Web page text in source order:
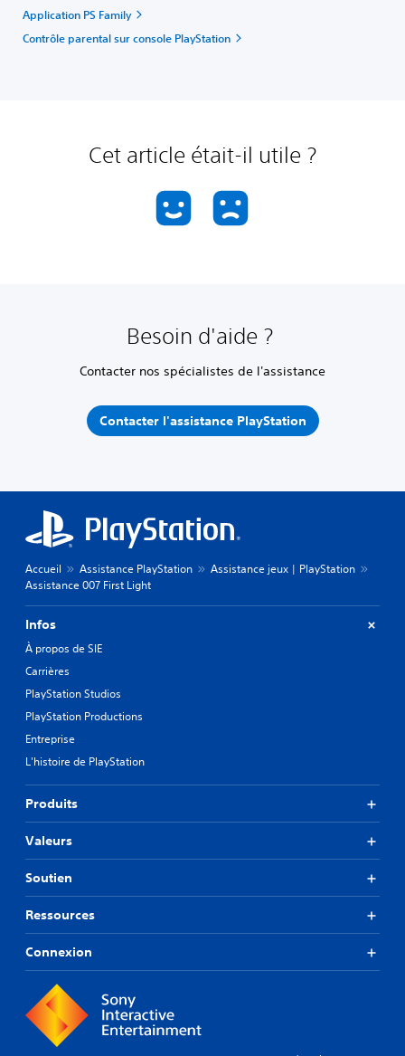
Application PS Family
Contrôle parental sur console PlayStation
Cet article était-il utile ?
Besoin d'aide ?
Contacter nos spécialistes de l'assistance
Contacter l'assistance PlayStation
Accueil Assistance PlayStation
Assistance jeux | PlayStation
Assistance 007 First Light
Infos
À propos de SIE
Carrières
PlayStation Studios
PlayStation Productions
Entreprise
L'histoire de PlayStation
Produits
Valeurs
Soutien
Ressources
Connexion